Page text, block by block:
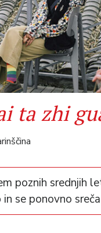
ta zhi
poznih srednjih
se ponovno